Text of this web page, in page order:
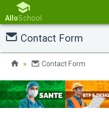
AlloSchool
Contact Form
Contact Form